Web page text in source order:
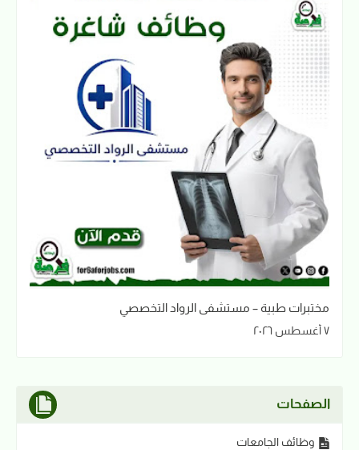
مختبرات طبية – مستشفى الرواد التخصصي
٧ أغسطس ٢٠٢٦
الصفحات
وظائف الجامعات